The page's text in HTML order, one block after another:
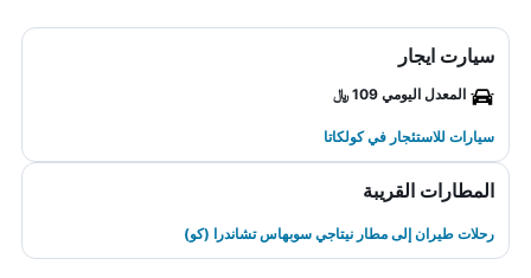
سيارت ايجار
المعدل اليومي 109 ﷼
سيارات للاستئجار في كولكاتا
المطارات القريبة
رحلات طيران إلى مطار نيتاجي سوبهاس تشاندرا (كو)